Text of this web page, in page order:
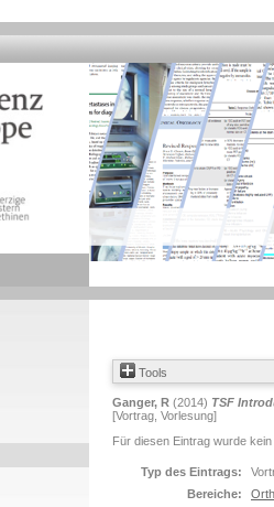
Tools
Ganger, R (2014) TSF
[Vortrag, Vorlesung]
Für diesen Eintrag wurde
Typ des Eintrags:
Bereiche: